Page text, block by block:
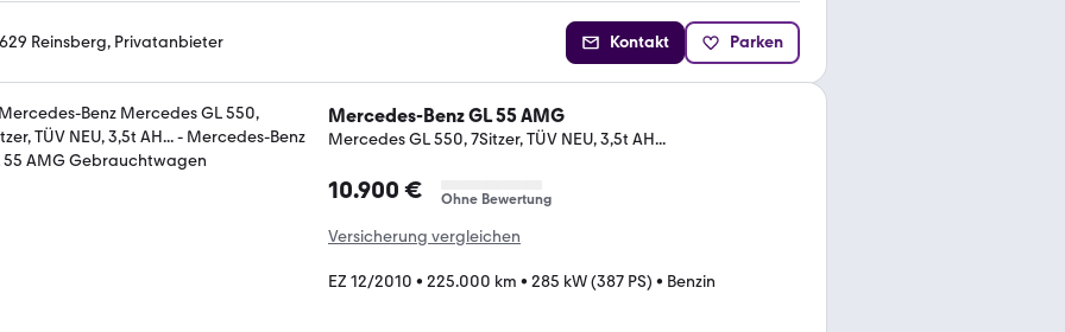
Reinsberg, Privatanbieter Kontakt Parken
Mercedes-Benz GL 55 AMG
Mercedes GL 550, 7Sitzer, TÜV NEU, 3,5t AH...
10.900 € Ohne Bewertung
Versicherung vergleichen
EZ 12/2010 • 225.000 km • 285 kW (387 PS) • Benzin